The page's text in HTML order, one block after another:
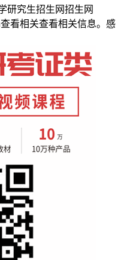
研究生招生网招生网
看相关查看相关信息。感